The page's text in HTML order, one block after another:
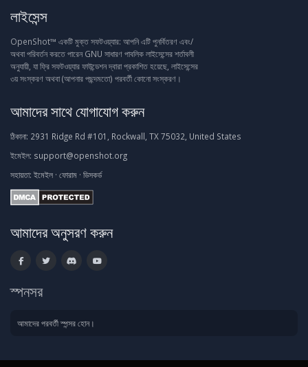
লাইসেন্স
OpenShot™ একটি মুক্ত সফটওয়্যার: আপনি এটি পুনর্বিতরণ এবং/
অথবা পরিবর্তন করতে পারেন GNU সাধারণ পাবলিক লাইসেন্সের শর্তাবলী
অনুযায়ী, যা ফ্রি সফটওয়্যার ফাউন্ডেশন দ্বারা প্রকাশিত হয়েছে, লাইসেন্সের
৩য় সংস্করণ অথবা (আপনার পছন্দমতো) পরবর্তী কোনো সংস্করণ।
আমাদের সাথে যোগাযোগ করুন
ঠিকানা: 2931 Ridge Rd #101, Rockwall, TX 75032, United States
ইমেইল: support@openshot.org
সহায়তা: ইমেইল · ফোরাম · ডিসকর্ড
আমাদের অনুসরণ করুন
স্পনসর
আমাদের পরবর্তী স্পন্সর হোন।